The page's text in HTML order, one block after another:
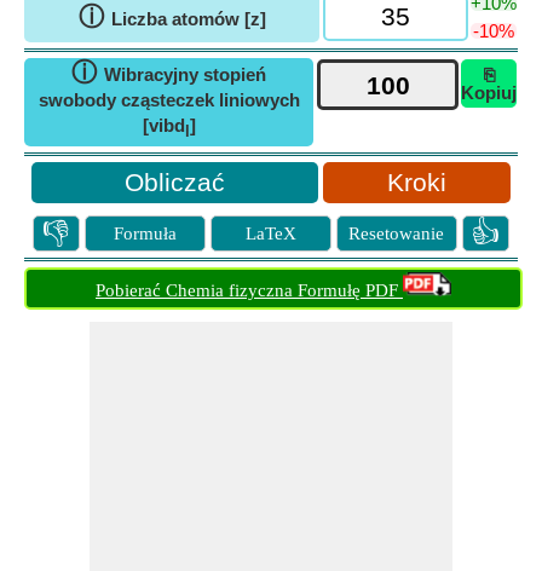
ⓘ Liczba atomów [z]
-10%
ⓘ Wibracyjny stopień
swobody cząsteczek liniowych
[vibdl ]
⎘
Kopiuj
Kroki
👎 Formuła LaTeX Resetowanie 👍
Pobierać Chemia fizyczna Formułę PDF